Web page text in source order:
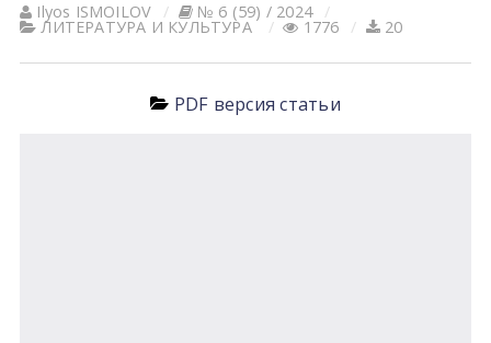
Ilyos ISMOILOV № 6 (59) / 2024
ЛИТЕРАТУРА И КУЛЬТУРА 1776 20
PDF версия статьи